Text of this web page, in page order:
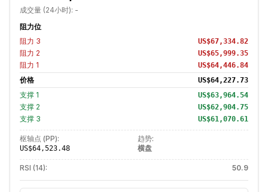
成交量 (24小时): -
阻力位
阻力 3 US$67,334.82
阻力 2 US$65,999.35
阻力 1 US$64,446.84
价格 US$64,227.73
支撑 1 US$63,964.54
支撑 2 US$62,904.75
支撑 3 US$61,070.61
枢轴点 (PP):
US$64,523.48
趋势:
横盘
RSI (14): 50.9